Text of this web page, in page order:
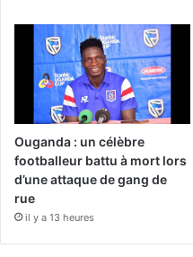
Ouganda : un célèbre
footballeur battu à mort lors
d’une attaque de gang de
rue
il y a 13 heures